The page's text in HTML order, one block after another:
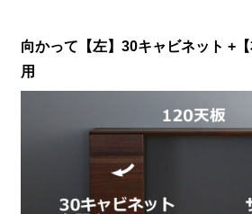
向かって【左】30キャビネット +
用